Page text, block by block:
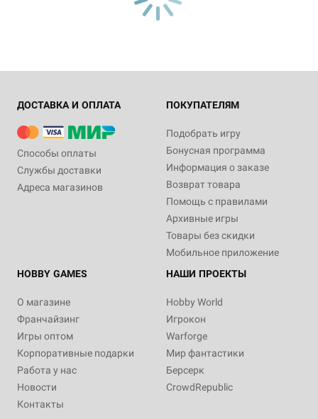
ДОСТАВКА И ОПЛАТА
Способы оплаты
Службы доставки
Адреса магазинов
ПОКУПАТЕЛЯМ
Подобрать игру
Бонусная программа
Информация о заказе
Возврат товара
Помощь с правилами
Архивные игры
Товары без скидки
Мобильное приложение
HOBBY GAMES
О магазине
Франчайзинг
Игры оптом
Корпоративные подарки
Работа у нас
Новости
Контакты
НАШИ ПРОЕКТЫ
Hobby World
Игрокон
Warforge
Мир фантастики
Берсерк
CrowdRepublic